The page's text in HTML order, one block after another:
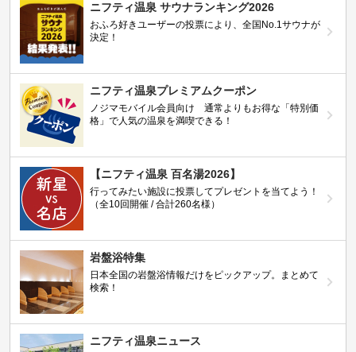
ニフティ温泉 サウナランキング2026
おふろ好きユーザーの投票により、全国No.1サウナが
決定！
ニフティ温泉プレミアムクーポン
ノジマモバイル会員向け 通常よりもお得な「特別価
格」で人気の温泉を満喫できる！
【ニフティ温泉 百名湯2026】
行ってみたい施設に投票してプレゼントを当てよう！
（全10回開催 / 合計260名様）
岩盤浴特集
日本全国の岩盤浴情報だけをピックアップ。まとめて
検索！
ニフティ温泉ニュース